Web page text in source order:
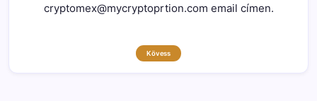
cryptomex@mycryptoprtion.com email címen.
Kövess